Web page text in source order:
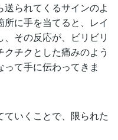
られてくるサインのよ
に手を当てると、レイ
その反応が、ビリビリ
チクとした痛みのよう
て手に伝わってきま
いくことで、限られた